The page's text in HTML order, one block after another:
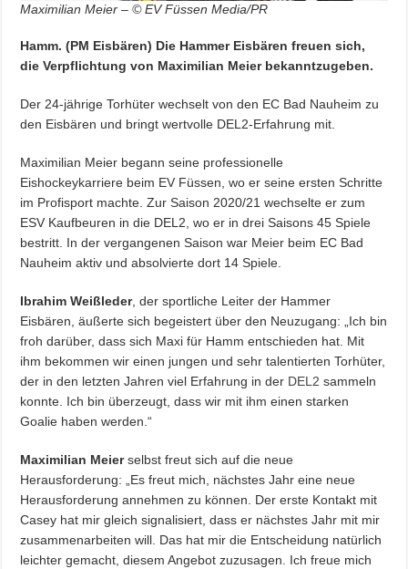
Maximilian Meier – © EV Füssen Media/PR
Hamm. (PM Eisbären) Die Hammer Eisbären freuen sich,
die Verpflichtung von Maximilian Meier bekanntzugeben.
Der 24-jährige Torhüter wechselt von den EC Bad Nauheim zu
den Eisbären und bringt wertvolle DEL2-Erfahrung mit.
Maximilian Meier begann seine professionelle
Eishockeykarriere beim EV Füssen, wo er seine ersten Schritte
im Profisport machte. Zur Saison 2020/21 wechselte er zum
ESV Kaufbeuren in die DEL2, wo er in drei Saisons 45 Spiele
bestritt. In der vergangenen Saison war Meier beim EC Bad
Nauheim aktiv und absolvierte dort 14 Spiele.
Ibrahim Weißleder, der sportliche Leiter der Hammer
Eisbären, äußerte sich begeistert über den Neuzugang: „Ich bin
froh darüber, dass sich Maxi für Hamm entschieden hat. Mit
ihm bekommen wir einen jungen und sehr talentierten Torhüter,
der in den letzten Jahren viel Erfahrung in der DEL2 sammeln
konnte. Ich bin überzeugt, dass wir mit ihm einen starken
Goalie haben werden.“
Maximilian Meierselbst freut sich auf die neue
Herausforderung: „Es freut mich, nächstes Jahr eine neue
Herausforderung annehmen zu können. Der erste Kontakt mit
Casey hat mir gleich signalisiert, dass er nächstes Jahr mit mir
zusammenarbeiten will. Das hat mir die Entscheidung natürlich
leichter gemacht, diesem Angebot zuzusagen. Ich freue mich